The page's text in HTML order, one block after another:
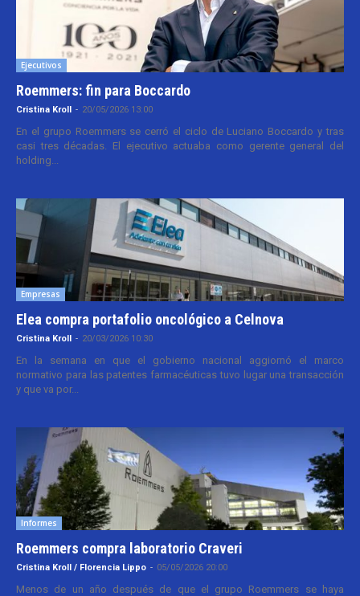
Ejecutivos
Roemmers: fin para Boccardo
Cristina Kroll - 20/05/2026 13:00
En el grupo Roemmers se cerró el ciclo de Luciano Boccardo y tras
casi tres décadas. El ejecutivo actuaba como gerente general del
holding...
Empresas
Elea compra portafolio oncológico a Celnova
Cristina Kroll - 20/03/2026 10:30
En la semana en que el gobierno nacional aggiornó el marco
normativo para las patentes farmacéuticas tuvo lugar una transacción
y que va por...
Informes
Roemmers compra laboratorio Craveri
Cristina Kroll / Florencia Lippo - 05/05/2026 20:00
Menos de un año después de que el grupo Roemmers se haya